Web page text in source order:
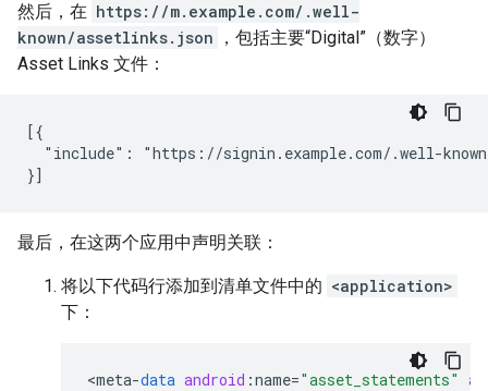
然后，在 https://m.example.com/.well-
known/assetlinks.json
，包括主要“Digital”（数字）
Asset Links 文件：
[{
"include": "https://signin.example.com/.well-
最后，在这两个应用中声明关联：
将以下代码行添加到清单文件中的 <application>
下：
<meta-data android :name="asset_statements"